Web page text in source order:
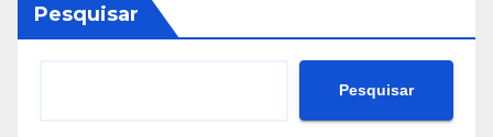
Pesquisar
Pesquisar